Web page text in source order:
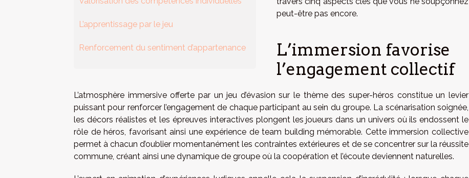
L’apprentissage par le jeu
Renforcement du sentiment d’appartenance
peut-être pas encore.
L’immersion favorise
l’engagement collectif
L’atmosphère immersive offerte par un jeu d’évasion sur le thème des super-héros constitue un levier
puissant pour renforcer l’engagement de chaque participant au sein du groupe. La scénarisation soignée,
les décors réalistes et les épreuves interactives plongent les joueurs dans un univers où ils endossent le
rôle de héros, favorisant ainsi une expérience de team building mémorable. Cette immersion collective
permet à chacun d’oublier momentanément les contraintes extérieures et de se concentrer sur la réussite
commune, créant ainsi une dynamique de groupe où la coopération et l’écoute deviennent naturelles.